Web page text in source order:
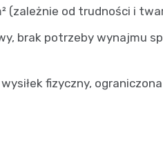
(zależnie od trudności i
brak potrzeby wynajmu
fizyczny,